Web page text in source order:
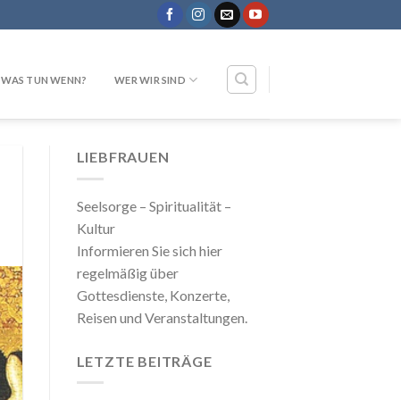
WAS TUN WENN? WER WIR SIND
LIEBFRAUEN
Seelsorge – Spiritualität –
Kultur
Informieren Sie sich hier
regelmäßig über
Gottesdienste, Konzerte,
Reisen und Veranstaltungen.
LETZTE BEITRÄGE